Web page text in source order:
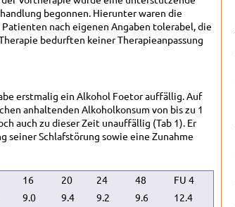
begonnen. Hierunter waren die
nach eigenen Angaben tolerabel, die
bedurften keiner Therapieanpassung
erstmalig ein Alkohol Foetor auffällig. Auf
anhaltenden Alkoholkonsum von bis zu 1
auch zu dieser Zeit unauffällig (Tab 1). Er
seiner Schlafstörung sowie eine Zunahme
16 20 24 48
FU 4
9.0 9.4 9.2 9.6
12.4